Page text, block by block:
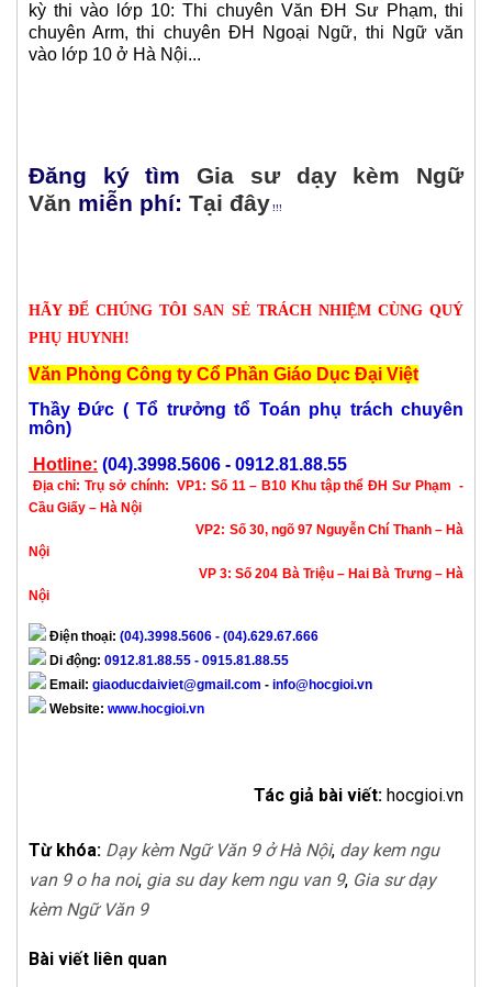
kỳ thi vào lớp 10: Thi chuyên Văn ĐH Sư Phạm, thi
chuyên Arm, thi chuyên ĐH Ngoại Ngữ, thi Ngữ văn
vào lớp 10 ở Hà Nội...
Đăng ký tìm Gia sư dạy kèm Ngữ
Văn miễn phí: Tại đây !!!
HÃY ĐỂ CHÚNG TÔI SAN SẺ TRÁCH NHIỆM CÙNG QUÝ
PHỤ HUYNH!
Văn Phòng Công ty Cổ Phần Giáo Dục Đại Việt
Thầy Đức ( Tổ trưởng tổ Toán phụ trách chuyên
môn)
Hotline: (04).3998.5606 - 0912.81.88.55
Địa chỉ:Trụ sở chính:VP1: Số 11 – B10 Khu tập thể ĐH Sư Phạm -
Cầu Giấy – Hà Nội
VP2: Số 30, ngõ 97 Nguyễn Chí Thanh – Hà
Nội
VP 3: Số 204 Bà Triệu – Hai Bà Trưng – Hà
Nội
Điện thoại: (04).3998.5606 - (04).629.67.666
Di động: 0912.81.88.55 - 0915.81.88.55
Email: giaoducdaiviet@gmail.com - info@hocgioi.vn
Website: www.hocgioi.vn
Tác giả bài viết: hocgioi.vn
Từ khóa: Dạy kèm Ngữ Văn 9 ở Hà Nội, day kem ngu
van 9 o ha noi, gia su day kem ngu van 9, Gia sư dạy
kèm Ngữ Văn 9
Bài viết liên quan